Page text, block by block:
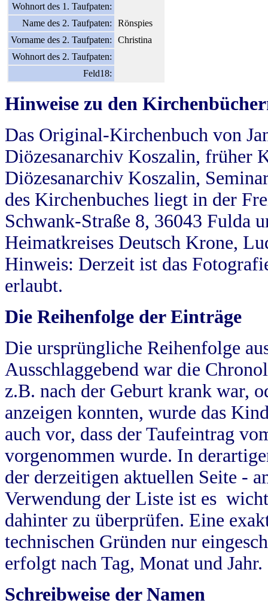
Wohnort des 1. Taufpaten:
Name des 2. Taufpaten:
Rönspies
Vorname des 2. Taufpaten:
Christina
Wohnort des 2. Taufpaten:
Feld18:
Hinweise zu den
Das Original-Kirchenbuch von
Diözesanarchiv Koszalin, früher
Diözesanarchiv Koszalin,
des Kirchenbuches liegt in der
Schwank-Straße 8, 36043 Fulda
Heimatkreises Deutsch Krone,
Hinweis: Derzeit ist das
erlaubt.
Die Reihenfolge der Einträge
Die ursprüngliche Reihenfolge
Ausschlaggebend war die
z.B. nach der Geburt krank war,
anzeigen konnten, wurde das
auch vor, dass der Taufeintrag
vorgenommen wurde. In
der derzeitigen aktuellen Seite -
Verwendung der Liste ist es
dahinter zu überprüfen. Eine
technischen Gründen nur
erfolgt nach Tag, Monat und Jahr.
Schreibweise der Namen